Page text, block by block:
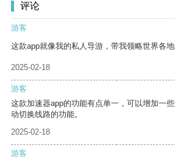
评论
游客
这款app就像我的私人导游，带我领略世界各地
2025-02-18
游客
这款加速器app的功能有点单一，可以增加一
动切换线路的功能。
2025-02-18
游客